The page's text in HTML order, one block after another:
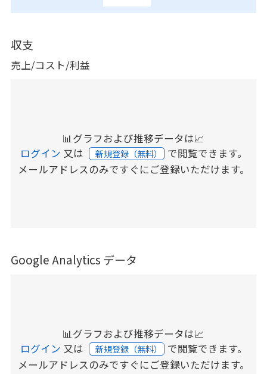
収支
売上/コスト/利益
📊グラフおよび推移データは📈
ログイン 又は 新規登録（無料） で閲覧できます。
メールアドレスのみですぐにご登録いただけます。
Google Analytics データ
📊グラフおよび推移データは📈
ログイン 又は 新規登録（無料） で閲覧できます。
メールアドレスのみですぐにご登録いただけます。